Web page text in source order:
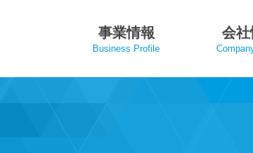
事業情報
Business Profile
会社